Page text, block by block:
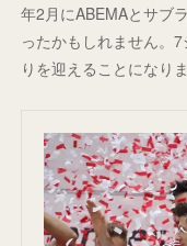
年2月にABEMAとサブ
ったかもしれません。
りを迎えることになりま